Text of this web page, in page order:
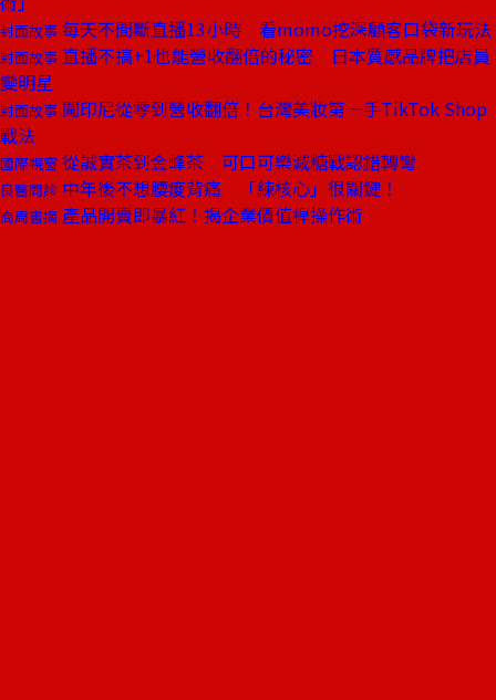
封面故事 每天不間斷直播13小時 看momo挖深顧客口袋新玩法
封面故事 直播不搞+1也能營收翻倍的秘密 日本質感品牌把店員
變明星
封面故事 闖印尼從零到營收翻倍！台灣美妝第一手TikTok Shop
戰法
國際視窗 從誠實茶到金峰茶 可口可樂減糖戰認錯轉彎
良醫問診 中年後不想腰痠背痛 「練核心」很關鍵！
商周書摘 產品開賣即暴紅！揭企業價值桿操作術